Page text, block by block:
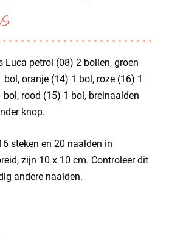
Luca petrol (08) 2 bollen, groen
oranje (14) 1 bol, roze (16) 1
rood (15) 1 bol, breinaalden
knop.
steken en 20 naalden in
zijn 10 x 10 cm. Controleer dit
andere naalden.